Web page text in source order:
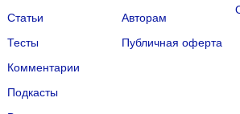
Статьи
Тесты
Комментарии
Подкасты
Авторам
Публичная оферта